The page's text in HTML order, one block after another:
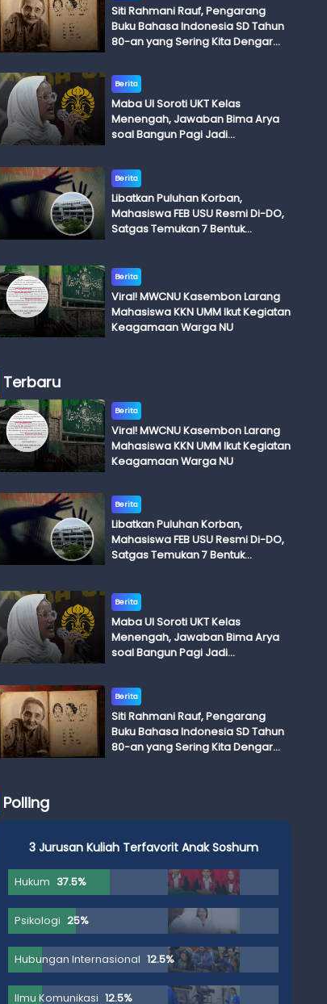
Siti Rahmani Rauf, Pengarang
Buku Bahasa Indonesia SD Tahun
80-an yang Sering Kita Dengar
Adik Budi
Berita
Maba UI Soroti UKT Kelas
Menengah, Jawaban Bima Arya
soal Bangun Pagi Jadi
Berita
Libatkan Puluhan Korban,
Mahasiswa FEB USU Resmi Di-DO,
Satgas Temukan 7 Bentuk
Berita
Viral! MWCNU Kasembon Larang
Mahasiswa KKN UMM Ikut Kegiatan
Keagamaan Warga NU
Terbaru
Berita
Viral! MWCNU Kasembon Larang
Mahasiswa KKN UMM Ikut Kegiatan
Keagamaan Warga NU
Berita
Libatkan Puluhan Korban,
Mahasiswa FEB USU Resmi Di-DO,
Satgas Temukan 7 Bentuk
Berita
Maba UI Soroti UKT Kelas
Menengah, Jawaban Bima Arya
soal Bangun Pagi Jadi
Berita
Siti Rahmani Rauf, Pengarang
Buku Bahasa Indonesia SD Tahun
80-an yang Sering Kita Dengar
Polling
3 Jurusan Kuliah Terfavorit Anak Soshum
Hukum 37.5%
Psikologi 25%
Hubungan Internasional 12.5%
Ilmu Komunikasi 12.5%